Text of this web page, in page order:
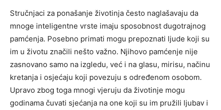
Stručnjaci za ponašanje životinja često naglašavaju da
mnoge inteligentne vrste imaju sposobnost dugotrajnog
pamćenja. Posebno primati mogu prepoznati ljude koji su
im u životu značili nešto važno. Njihovo pamćenje nije
zasnovano samo na izgledu, već i na glasu, mirisu, načinu
kretanja i osjećaju koji povezuju s određenom osobom.
Upravo zbog toga mnogi vjeruju da životinje mogu
godinama čuvati sjećanja na one koji su im pružili ljubav i